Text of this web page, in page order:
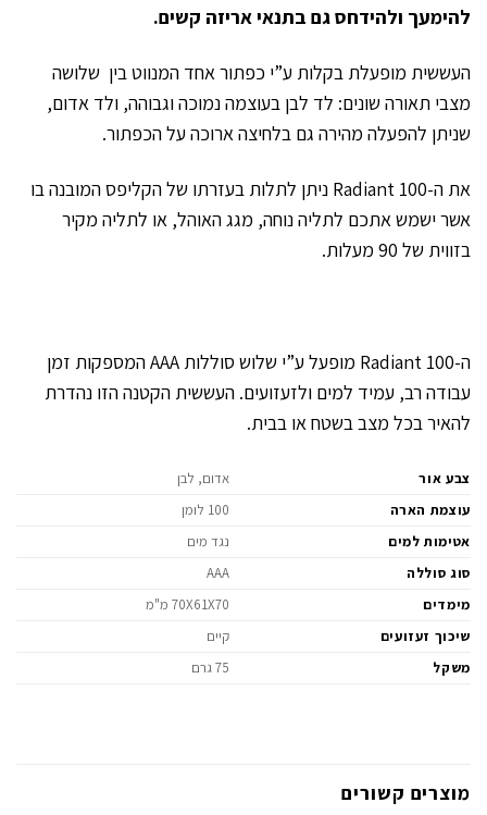
להימעך ולהידחס גם בתנאי אריזה קשים.
העששית מופעלת בקלות ע”י כפתור אחד המנווט בין שלושה
מצבי תאורה שונים: לד לבן בעוצמה נמוכה וגבוהה, ולד אדום,
שניתן להפעלה מהירה גם בלחיצה ארוכה על הכפתור.
את ה-Radiant 100 ניתן לתלות בעזרתו של הקליפס המובנה בו
אשר ישמש אתכם לתליה נוחה, מגג האוהל, או לתליה מקיר
בזווית של 90 מעלות.
ה-Radiant 100 מופעל ע”י שלוש סוללות AAA המספקות זמן
עבודה רב, עמיד למים ולזעזועים. העששית הקטנה הזו נהדרת
להאיר בכל מצב בשטח או בבית.
צבע אור
אדום, לבן
עוצמת הארה
100 לומן
אטימות למים
נגד מים
סוג סוללה
AAA
מימדים
70X61X70 מ"מ
שיכוך זעזועים
קיים
משקל
75 גרם
מוצרים קשורים